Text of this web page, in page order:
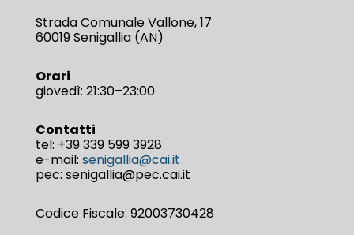
Strada Comunale Vallone, 17
60019 Senigallia (AN)
Orari
giovedì: 21:30–23:00
Contatti
tel: +39 339 599 3928
e-mail: senigallia@cai.it
pec: senigallia@pec.cai.it
Codice Fiscale: 92003730428